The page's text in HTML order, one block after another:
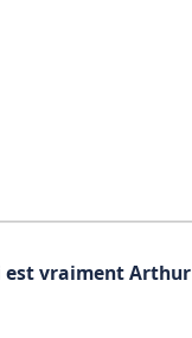
est vraiment Arthur